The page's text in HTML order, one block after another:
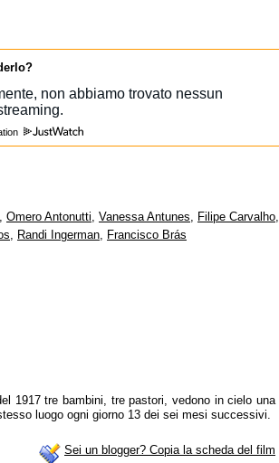
, Omero Antonutti, Vanessa Antunes, Filipe Carvalho,
, Randi Ingerman, Francisco Brás
1917 tre bambini, tre pastori, vedono in cielo una
luogo ogni giorno 13 dei sei mesi successivi.
Sei un blogger? Copia la scheda del film